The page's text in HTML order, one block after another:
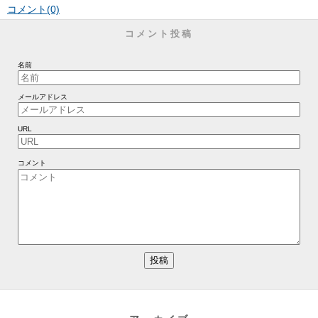
コメント(0)
コメント投稿
名前
メールアドレス
URL
コメント